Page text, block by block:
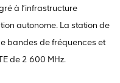
à l’infrastructure
autonome. La station de
bandes de fréquences et
de 2 600 MHz.